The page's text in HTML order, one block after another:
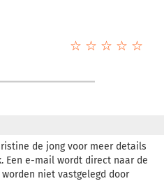
☆ ☆ ☆ ☆ ☆
★ ★ ★ ★ ★
de jong voor meer details
Een e-mail wordt direct naar de
niet vastgelegd door